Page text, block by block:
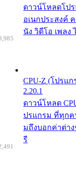
ดาวน์โหลดโปร
อเนกประสงค์
นัง วิดีโอ เพลง
CPU-Z (โปรแ
2.20.1
ดาวน์โหลด
ปรแกรม ที่ทุกค
มถึงบอกค่าต่าง
รี